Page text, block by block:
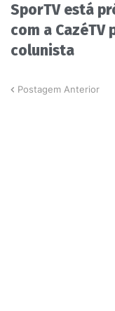
SporTV está
com a
colunista
Postagem Anterior